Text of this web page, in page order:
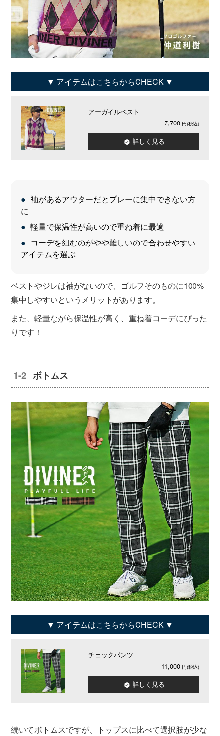
アイテムはこちらからCHECK
アーガイルベスト
7,700
詳しく見る
袖があるアウターだとプレーに集中できない方
に
軽量で保温性が高いので重ね着に最適
コーデを組むのがやや難しいので合わせやすい
アイテムを選ぶ
ベストやジレは袖がないので、ゴルフそのものに100%
集中しやすいというメリットがあります。
また、軽量ながら保温性が高く、重ね着コーデにぴった
りです！
ボトムス
アイテムはこちらからCHECK
チェックパンツ
11,000
詳しく見る
続いてボトムスですが、トップスに比べて選択肢が少な